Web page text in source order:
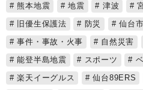
熊本地震 地震 津波
旧優生保護法
防災 仙台市
事件・事故・火事
自然災害
能登半島地震
スポーツ
ベ
楽天イーグルス
仙台89ERS